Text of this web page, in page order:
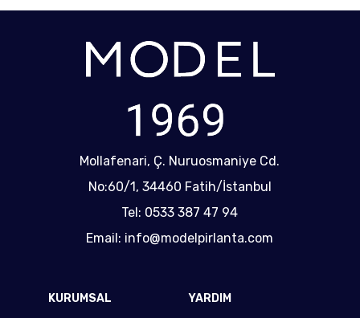
Mollafenari, Ç. Nuruosmaniye Cd.
No:60/1, 34460 Fatih/İstanbul
Tel: 0533 387 47 94
Email: info@modelpirlanta.com
KURUMSAL
YARDIM